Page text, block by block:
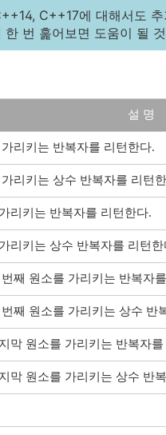
C++17에 대해서도
번 훑어보면 도움이 될
설 명
리키는 반복자를 리턴한다.
리키는 상수 반복자를 리턴
리키는 반복자를 리턴한다.
리키는 상수 반복자를 리턴한
째 원소를 가리키는 반복자
째 원소를 가리키는 상수 반
막 원소를 가리키는 반복자
막 원소를 가리키는 상수 반